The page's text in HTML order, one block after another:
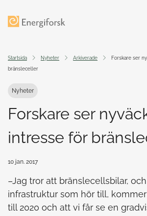
Startsida Nyheter Arkiverade
Forskare ser
bränsleceller
Nyheter
Forskare ser
intresse för
10 jan. 2017
–Jag tror att bränslecellsbilar,
infrastruktur som hör till,
till 2020 och att vi får se en